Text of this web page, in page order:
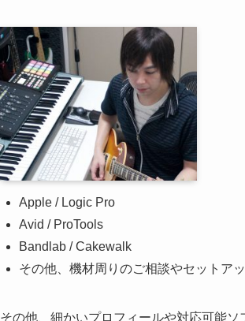
Apple / Logic Pro
Avid / ProTools
Bandlab / Cakewalk
その他、機材周りのご相談やセットア
その他、細かいプロフィールや対応可能ソ